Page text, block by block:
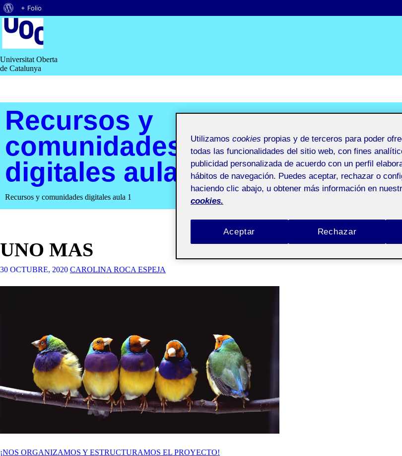
Saltar
al
contenido
Universitat Oberta
de Catalunya
Recursos y
comunidades
digitales aula 1
Recursos y comunidades digitales aula 1
UNO MAS
30 OCTUBRE, 2020 CAROLINA ROCA ESPEJA
¡NOS ORGANIZAMOS Y ESTRUCTURAMOS EL PROYECTO!
Acerca
de
WordPress
+ Folio
Utilizamos cookies propias y de terceros para poder
todas las funcionalidades del sitio web, con fines
publicidad personalizada de acuerdo con un perfil
hábitos de navegación. Puedes aceptar, rechazar o
haciendo clic abajo, u obtener más información en
cookies.
Rechazar
Aceptar